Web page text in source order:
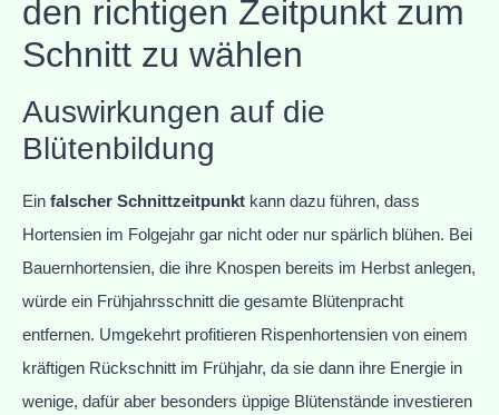
den richtigen Zeitpunkt zum
Schnitt zu wählen
Auswirkungen auf die
Blütenbildung
Ein falscher Schnittzeitpunkt kann dazu führen, dass
Hortensien im Folgejahr gar nicht oder nur spärlich blühen. Bei
Bauernhortensien, die ihre Knospen bereits im Herbst anlegen,
würde ein Frühjahrsschnitt die gesamte Blütenpracht
entfernen. Umgekehrt profitieren Rispenhortensien von einem
kräftigen Rückschnitt im Frühjahr, da sie dann ihre Energie in
wenige, dafür aber besonders üppige Blütenstände investieren